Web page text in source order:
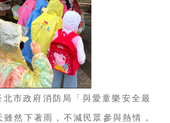
市政府消防局「與愛童樂安全最
然下著雨，不減民眾參與熱情，